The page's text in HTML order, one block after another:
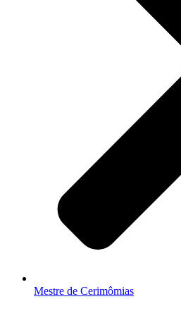
Mestre de Cerimômias